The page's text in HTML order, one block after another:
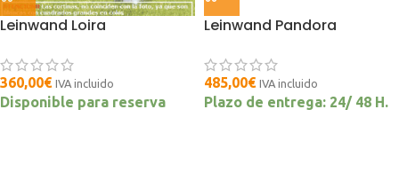
Leinwand Loira
360,00€ IVA incluido
Disponible para reserva
Leinwand Pandora
485,00€ IVA incluido
Plazo de entrega: 24/ 48 H.